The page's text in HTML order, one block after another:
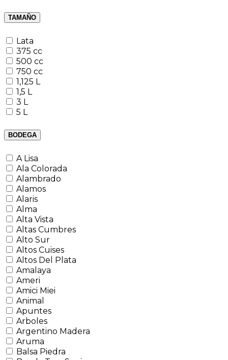
TAMAÑO
Lata
375 cc
500 cc
750 cc
1,125 L
1,5 L
3 L
5 L
BODEGA
A Lisa
Ala Colorada
Alambrado
Alamos
Alaris
Alma
Alta Vista
Altas Cumbres
Alto Sur
Altos Cuises
Altos Del Plata
Amalaya
Ameri
Amici Miei
Animal
Apuntes
Arboles
Argentino Madera
Aruma
Balsa Piedra